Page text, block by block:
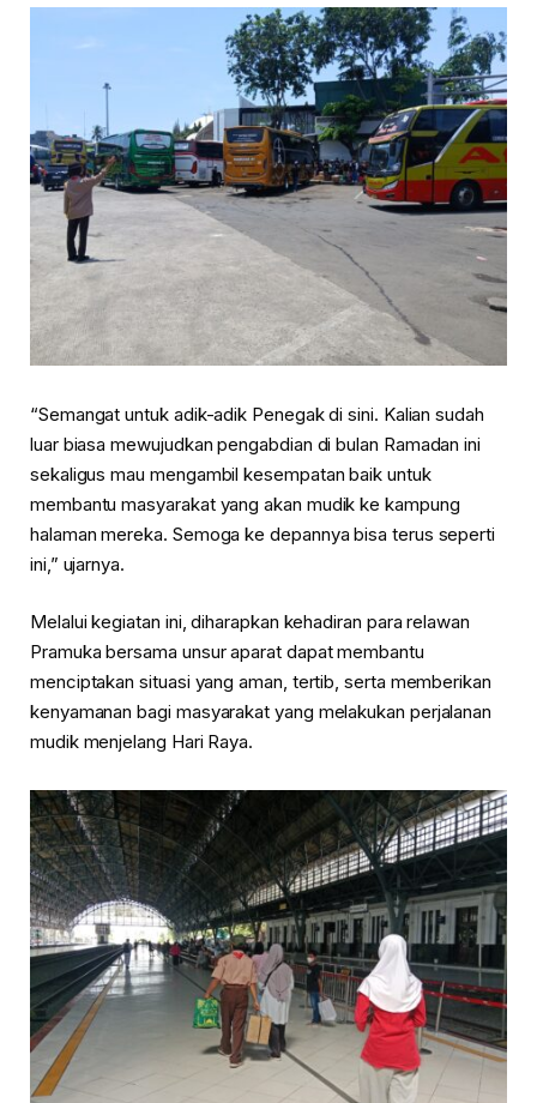
“Semangat untuk adik-adik Penegak di sini. Kalian sudah
luar biasa mewujudkan pengabdian di bulan Ramadan ini
sekaligus mau mengambil kesempatan baik untuk
membantu masyarakat yang akan mudik ke kampung
halaman mereka. Semoga ke depannya bisa terus seperti
ini,” ujarnya.
Melalui kegiatan ini, diharapkan kehadiran para relawan
Pramuka bersama unsur aparat dapat membantu
menciptakan situasi yang aman, tertib, serta memberikan
kenyamanan bagi masyarakat yang melakukan perjalanan
mudik menjelang Hari Raya.